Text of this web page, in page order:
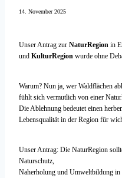
14. November 2025
Unser Antrag zur NaturRegion in
und KulturRegion wurde ohne
Warum? Nun ja, wer Waldflächen
fühlt sich vermutlich von einer
Die Ablehnung bedeutet einen
Lebensqualität in der Region für
Unser Antrag: Die NaturRegion
Naturschutz,
Naherholung und Umweltbildung in